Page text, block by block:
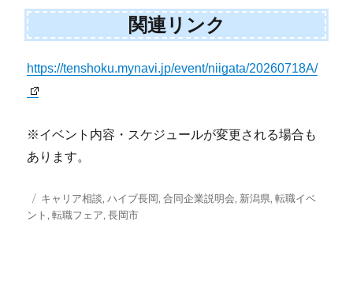
関連リンク
https://tenshoku.mynavi.jp/event/niigata/20260718A/
※イベント内容・スケジュールが変更される場合も
あります。
投
稿
タ
グ
キャリア相談,ハイブ長岡,合同企業説明会, 新潟県,転職イベ
ント ,転職フェア,長岡市